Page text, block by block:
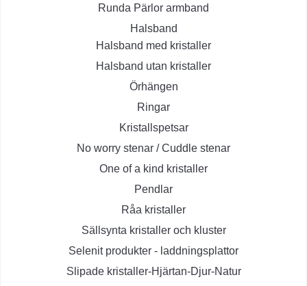
Runda Pärlor armband
Halsband
Halsband med kristaller
Halsband utan kristaller
Örhängen
Ringar
Kristallspetsar
No worry stenar / Cuddle stenar
One of a kind kristaller
Pendlar
Råa kristaller
Sällsynta kristaller och kluster
Selenit produkter - laddningsplattor
Slipade kristaller-Hjärtan-Djur-Natur